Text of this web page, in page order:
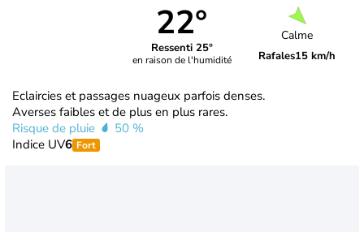
22°
Ressenti 25°
en raison de l'humidité
Calme
Rafales15 km/h
Eclaircies et passages nuageux parfois denses.
Averses faibles et de plus en plus rares.
Risque de pluie
50 %
Indice UV6 Fort